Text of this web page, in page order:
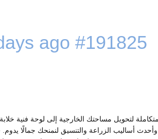
ago #191825
لتحويل مساحتك الخارجية إلى لوحة فنية
أساليب الزراعة والتنسيق لنمنحك جمالًا